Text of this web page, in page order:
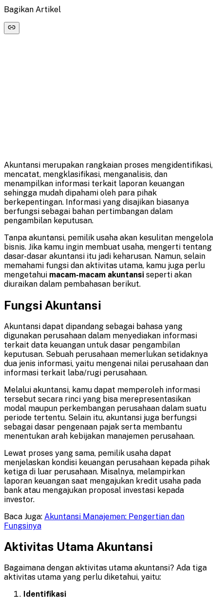
Bagikan Artikel
Akuntansi merupakan rangkaian proses mengidentifikasi,
mencatat, mengklasifikasi, menganalisis, dan
menampilkan informasi terkait laporan keuangan
sehingga mudah dipahami oleh para pihak
berkepentingan. Informasi yang disajikan biasanya
berfungsi sebagai bahan pertimbangan dalam
pengambilan keputusan.
Tanpa akuntansi, pemilik usaha akan kesulitan mengelola
bisnis. Jika kamu ingin membuat usaha, mengerti tentang
dasar-dasar akuntansi itu jadi keharusan. Namun, selain
memahami fungsi dan aktivitas utama, kamu juga perlu
mengetahui macam-macam akuntansi seperti akan
diuraikan dalam pembahasan berikut.
Fungsi Akuntansi
Akuntansi dapat dipandang sebagai bahasa yang
digunakan perusahaan dalam menyediakan informasi
terkait data keuangan untuk dasar pengambilan
keputusan. Sebuah perusahaan memerlukan setidaknya
dua jenis informasi, yaitu mengenai nilai perusahaan dan
informasi terkait laba/rugi perusahaan.
Melalui akuntansi, kamu dapat memperoleh informasi
tersebut secara rinci yang bisa merepresentasikan
modal maupun perkembangan perusahaan dalam suatu
periode tertentu. Selain itu, akuntansi juga berfungsi
sebagai dasar pengenaan pajak serta membantu
menentukan arah kebijakan manajemen perusahaan.
Lewat proses yang sama, pemilik usaha dapat
menjelaskan kondisi keuangan perusahaan kepada pihak
ketiga di luar perusahaan. Misalnya, melampirkan
laporan keuangan saat mengajukan kredit usaha pada
bank atau mengajukan proposal investasi kepada
investor.
Baca Juga: Akuntansi Manajemen: Pengertian dan
Fungsinya
Aktivitas Utama Akuntansi
Bagaimana dengan aktivitas utama akuntansi? Ada tiga
aktivitas utama yang perlu diketahui, yaitu:
Identifikasi